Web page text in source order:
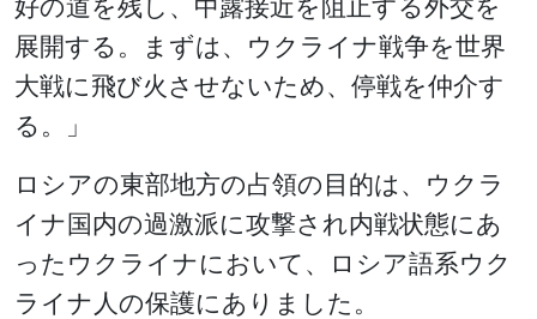
好の道を残し、中露接近を阻止する外交を
展開する。まずは、ウクライナ戦争を世界
大戦に飛び火させないため、停戦を仲介す
る。」
ロシアの東部地方の占領の目的は、ウクラ
イナ国内の過激派に攻撃され内戦状態にあ
ったウクライナにおいて、ロシア語系ウク
ライナ人の保護にありました。